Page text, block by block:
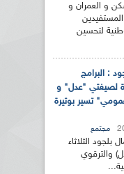
و العمران و
بالمائة من المستفيدين
لتحسين
: البرامج
لصيغتي "عدل" و
تسير بوتيرة
مجتمع
بلجود الثلاثاء
والترقوي